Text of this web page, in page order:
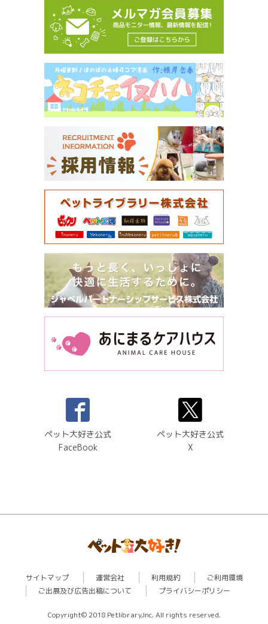
ペット大好き公式
FaceBook
ペット大好き公式
X
サイトマップ 運営会社 利用規約
ご利用環境
ご出展及び広告出稿について
プライバシーポリシー
Copyright© 2018 Petlibrary,Inc. All rights reserved.